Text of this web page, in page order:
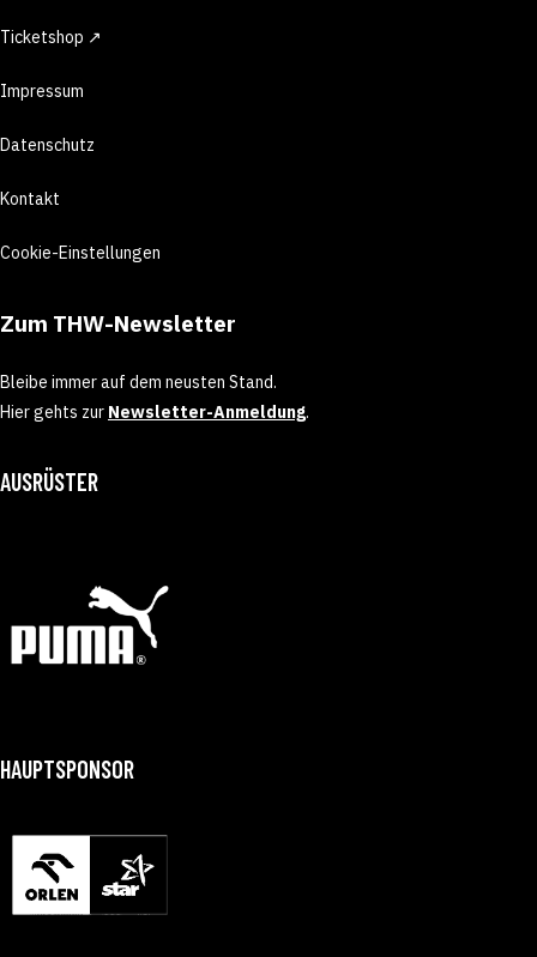
Ticketshop ↗
Impressum
Datenschutz
Kontakt
Cookie-Einstellungen
Zum THW-Newsletter
Bleibe immer auf dem neusten Stand.
Hier gehts zur Newsletter-Anmeldung.
AUSRÜSTER
HAUPTSPONSOR